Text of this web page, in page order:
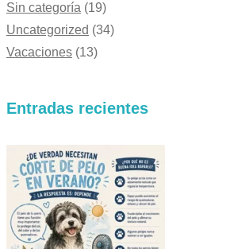
Sin categoría (19)
Uncategorized (34)
Vacaciones (13)
Entradas recientes